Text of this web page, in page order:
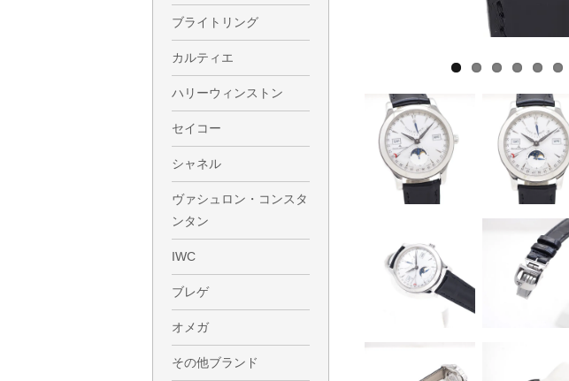
ブライトリング
カルティエ
ハリーウィンストン
セイコー
シャネル
ヴァシュロン・コンスタ
ンタン
IWC
ブレゲ
オメガ
その他ブランド